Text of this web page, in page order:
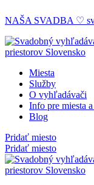
NAŠA SVADBA ♡
Miesta
Služby
O vyhľadávači
Info pre miesta
Blog
Pridať miesto
Pridať miesto